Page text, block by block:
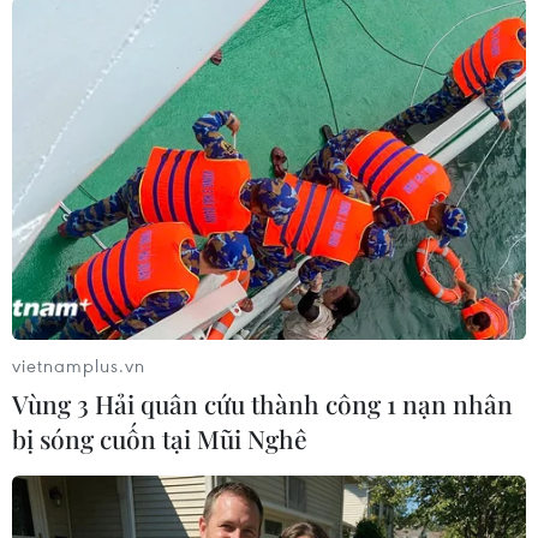
Nam sẽ là 35 độ C.
(TTXVN/Vietnam+)
vietnamplus.vn
Vùng 3 Hải quân cứu thành công 1 nạn nhân
bị sóng cuốn tại Mũi Nghê